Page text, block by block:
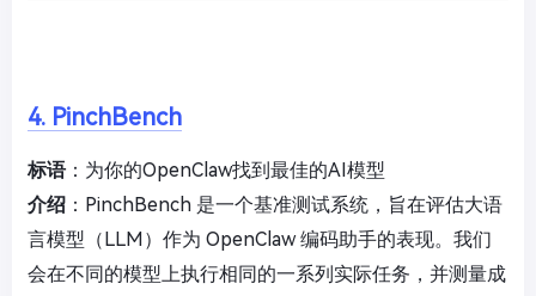
4. PinchBench
标语：为你的OpenClaw找到最佳的AI模型
介绍 ：PinchBench 是一个基准测试系统，旨在评估大语
言模型（LLM）作为 OpenClaw 编码助手的表现。我们
会在不同的模型上执行相同的一系列实际任务，并测量成